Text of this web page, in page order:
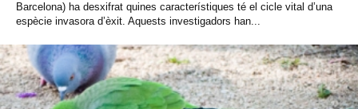
Barcelona) ha desxifrat quines característiques té el cicle vital d’una
espècie invasora d’èxit. Aquests investigadors han...